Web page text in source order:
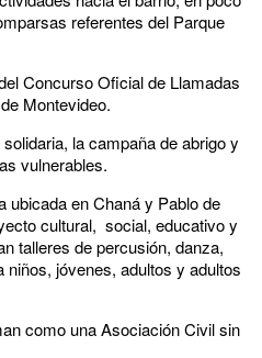
referentes del Parque
Concurso Oficial de Llamadas
Montevideo.
la campaña de abrigo y
vulnerables.
ubicada en Chaná y Pablo de
cultural, social, educativo y
talleres de percusión, danza,
jóvenes, adultos y adultos
como una Asociación Civil sin